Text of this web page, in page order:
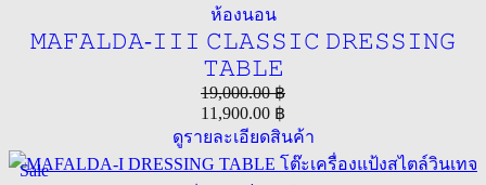
ห้องนอน
𝙼𝙰𝙵𝙰𝙻𝙳𝙰-𝙸𝙸𝙸 𝙲𝙻𝙰𝚂𝚂𝙸𝙲 𝙳𝚁𝙴𝚂𝚂𝙸𝙽𝙶
𝚃𝙰𝙱𝙻𝙴
19,000.00฿
11,900.00 ฿
ดูรายละเอียดสินค้า
Sale